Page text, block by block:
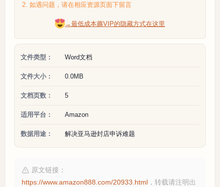
2. 如遇问题，请在相应资源页面下留言
→最低成本薅VIP的隐藏方式在这里
文件类型： Word文档
文件大小： 0.0MB
文档页数： 5
适用平台： Amazon
数据用途： 解决亚马逊封店申诉难题
原文链接：
https://www.amazon888.com/20933.html ，转载请注明出